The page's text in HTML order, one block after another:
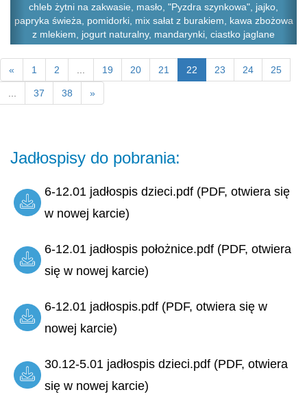
chleb żytni na zakwasie, masło, "Pyzdra szynkowa", jajko,
papryka świeża, pomidorki, mix sałat z burakiem, kawa zbożowa
z mlekiem, jogurt naturalny, mandarynki, ciastko jaglane
« 1 2 19 20 21 22 23 24 25
37 38 »
Jadłospisy do pobrania:
6-12.01 jadłospis dzieci.pdf (PDF, otwiera się
w nowej karcie)
6-12.01 jadłospis położnice.pdf (PDF, otwiera
się w nowej karcie)
6-12.01 jadłospis.pdf (PDF, otwiera się w
nowej karcie)
30.12-5.01 jadłospis dzieci.pdf (PDF, otwiera
się w nowej karcie)